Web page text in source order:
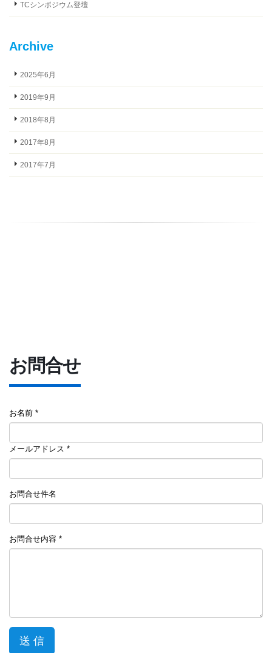
TCシンポジウム登壇
Archive
2025年6月
2019年9月
2018年8月
2017年8月
2017年7月
お問合せ
お名前 *
メールアドレス *
お問合せ件名
お問合せ内容 *